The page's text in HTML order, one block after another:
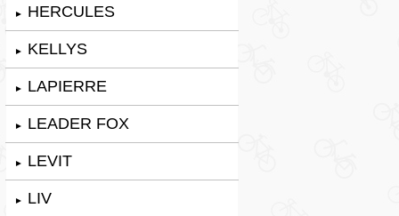
► HERCULES
► KELLYS
► LAPIERRE
► LEADER FOX
► LEVIT
► LIV